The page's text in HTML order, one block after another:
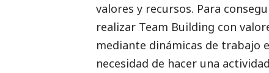
valores y recursos. Para
realizar Team Building con
mediante dinámicas de trabajo
necesidad de hacer una